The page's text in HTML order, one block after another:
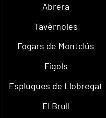
Abrera
Tavèrnoles
Fogars de Montclús
Fígols
Esplugues de Llobregat
El Brull